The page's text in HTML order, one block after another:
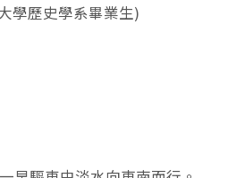
學歷史學系畢業生)